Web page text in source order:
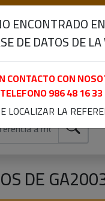
de 9:00 a 13:30 y
sesión
DE
ENCONTRADO EN
DE DATOS DE
CONTACTO CON
TELEFONO986 48 16 33
LOCALIZAR LA